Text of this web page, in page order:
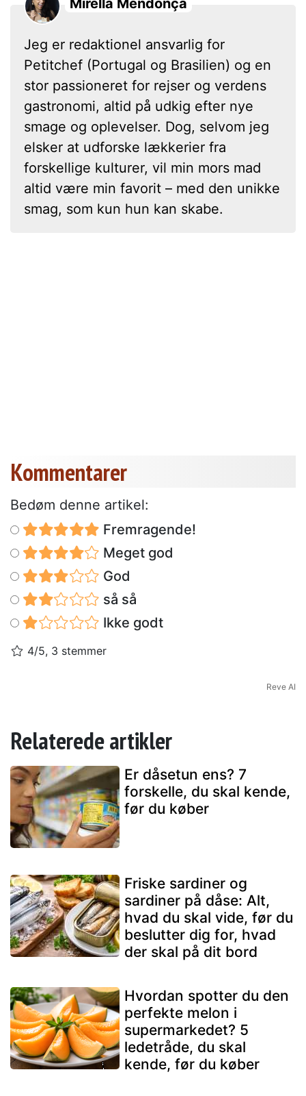
Mirella Mendonça
Jeg er redaktionel ansvarlig for
Petitchef (Portugal og Brasilien) og en
stor passioneret for rejser og verdens
gastronomi, altid på udkig efter nye
smage og oplevelser. Dog, selvom jeg
elsker at udforske lækkerier fra
forskellige kulturer, vil min mors mad
altid være min favorit – med den unikke
smag, som kun hun kan skabe.
Kommentarer
Bedøm denne artikel:
Fremragende!
Meget god
God
så så
Ikke godt
4/5, 3 stemmer
Reve AI
Relaterede artikler
Er dåsetun ens? 7
forskelle, du skal kende,
før du køber
Friske sardiner og
sardiner på dåse: Alt,
hvad du skal vide, før du
beslutter dig for, hvad
der skal på dit bord
Hvordan spotter du den
perfekte melon i
supermarkedet? 5
ledetråde, du skal
kende, før du køber